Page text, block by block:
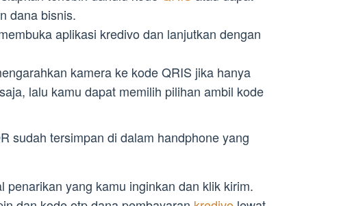
dana bisnis.
aplikasi kredivo dan lanjutkan dengan
kamera ke kode QRIS jika hanya
saja, lalu kamu dapat memilih pilihan ambil kode
sudah tersimpan di dalam handphone yang
penarikan yang kamu inginkan dan klik kirim.